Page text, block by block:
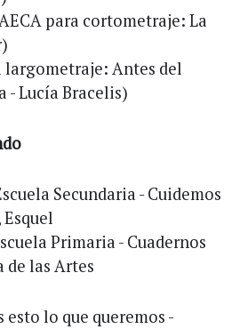
para cortometraje: La
largometraje: Antes del
- Lucía Bracelis)
Secundaria - Cuidemos
Esquel
Primaria - Cuadernos
de las Artes
esto lo que queremos -